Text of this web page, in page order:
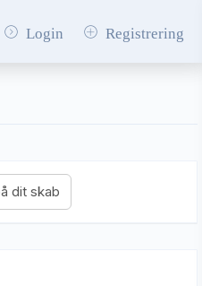
Login Registrering